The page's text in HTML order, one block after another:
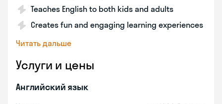
Teaches English to both kids and adults
Creates fun and engaging learning experiences
Читать дальше
Услуги и цены
Английский язык